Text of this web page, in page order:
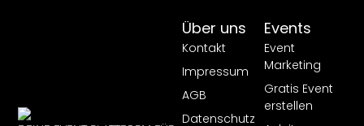
Events
Event
Marketing
Gratis Event
erstellen
Über uns
Kontakt
Impressum
AGB
Datenschutz